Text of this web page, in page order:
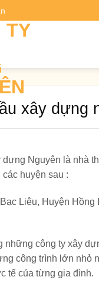
TY
xây dựng
dựng Nguyên là nhà
các huyện sau :
Liêu, Huyện
những công ty xây
công trình lớn nhỏ
tế của từng gia đình.